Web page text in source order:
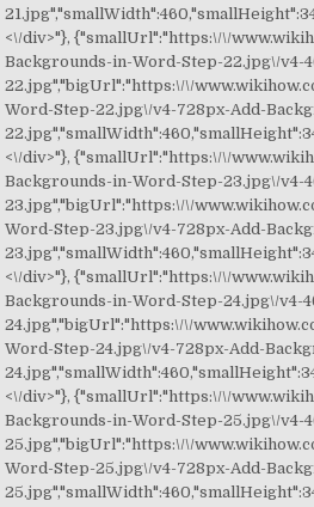
<\/div>"}, {"smallUrl":"https:\/\/
Backgrounds-in-Word-Step-22.jpg\/
22.jpg","bigUrl":"https:\/\/
Word-Step-22.jpg\/v4-728px-Add-
<\/div>"}, {"smallUrl":"https:\/\/
Backgrounds-in-Word-Step-23.jpg\/
23.jpg","bigUrl":"https:\/\/
Word-Step-23.jpg\/v4-728px-Add-
<\/div>"}, {"smallUrl":"https:\/\/
Backgrounds-in-Word-Step-24.jpg\/
24.jpg","bigUrl":"https:\/\/
Word-Step-24.jpg\/v4-728px-Add-
<\/div>"}, {"smallUrl":"https:\/\/
Backgrounds-in-Word-Step-25.jpg\/
25.jpg","bigUrl":"https:\/\/
Word-Step-25.jpg\/v4-728px-Add-